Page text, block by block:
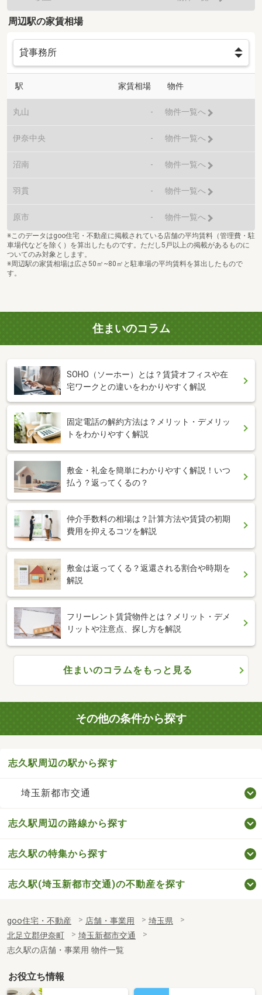
周辺駅の家賃相場
駅 家賃相場 物件
丸山 - 物件一覧へ
伊奈中央 - 物件一覧へ
沼南 - 物件一覧へ
羽貫 - 物件一覧へ
原市 - 物件一覧へ
※このデータはgoo住宅・不動産に掲載されている店舗の平均賃料（管理費・駐
車場代などを除く）を算出したものです。ただし5戸以上の掲載があるものに
ついてのみ対象とします。
※周辺駅の家賃相場は広さ50㎡~80㎡と駐車場の平均賃料を算出したもので
す。
住まいのコラム
SOHO（ソーホー）とは？賃貸オフィスや在
宅ワークとの違いをわかりやすく解説
固定電話の解約方法は？メリット・デメリッ
トをわかりやすく解説
敷金・礼金を簡単にわかりやすく解説！いつ
払う？返ってくるの？
仲介手数料の相場は？計算方法や賃貸の初期
費用を抑えるコツを解説
敷金は返ってくる？返還される割合や時期を
解説
フリーレント賃貸物件とは？メリット・デメ
リットや注意点、探し方を解説
住まいのコラムをもっと見る
その他の条件から探す
志久駅周辺の駅から探す
埼玉新都市交通
志久駅周辺の路線から探す
志久駅の特集から探す
志久駅(埼玉新都市交通)の不動産を探す
goo住宅・不動産 店舗・事業用
埼玉県
北足立郡伊奈町
埼玉新都市交通
志久駅の店舗・事業用 物件一覧
お役立ち情報